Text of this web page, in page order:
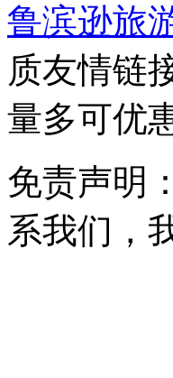
鲁滨逊旅
质友情链
量多可优
免责声明
系我们，